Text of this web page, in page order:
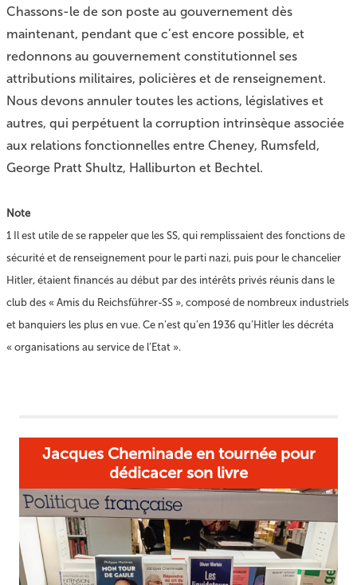
Chassons-le de son poste au gouvernement dès
maintenant, pendant que c’est encore possible, et
redonnons au gouvernement constitutionnel ses
attributions militaires, policières et de renseignement.
Nous devons annuler toutes les actions, législatives et
autres, qui perpétuent la corruption intrinsèque associée
aux relations fonctionnelles entre Cheney, Rumsfeld,
George Pratt Shultz, Halliburton et Bechtel.
Note
1 Il est utile de se rappeler que les SS, qui remplissaient des fonctions de
sécurité et de renseignement pour le parti nazi, puis pour le chancelier
Hitler, étaient financés au début par des intérêts privés réunis dans le
club des « Amis du Reichsführer-SS », composé de nombreux industriels
et banquiers les plus en vue. Ce n’est qu’en 1936 qu’Hitler les décréta
« organisations au service de l’Etat ».
Jacques Cheminade en tournée pour
dédicacer son livre